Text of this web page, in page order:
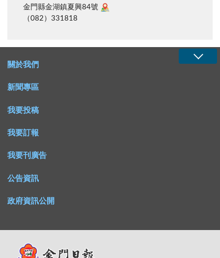
金門縣金湖鎮夏興84號
（082）331818
關於我們
新聞專區
我要投稿
我要訂報
我要刊廣告
公告資訊
政府資訊公開